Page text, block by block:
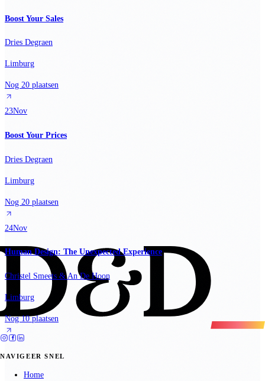
Boost Your Sales
Dries Degraen
Limburg
Nog 20 plaatsen
23Nov
Boost Your Prices
Dries Degraen
Limburg
Nog 20 plaatsen
24Nov
Human Design: The Unexpected Experience
Christel Smeets & An De Hoon
Limburg
Nog 10 plaatsen
NAVIGEER SNEL
Home